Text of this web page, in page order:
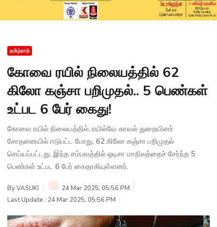
தமிழ்நாடு
கோவை ரயில் நிலையத்தில் 62
கிலோ கஞ்சா பறிமுதல்.. 5 பெண்கள்
உட்பட 6 பேர் கைது!
கோவை ரயில் நிலையத்தில், ரயில்வே காவல் துறையினர்
சோதனையில் ஈடுபட்ட போது, 62 கிலோ கஞ்சா பறிமுதல்
செய்யப்பட்டது. இந்த சம்பவத்தில் ஒடிசா மாநிலத்தைச் சேர்ந்த 5
பெண்கள் உட்பட 6 பேர் கைதாகியுள்ளனர்.
ByVASUKI
24 Mar 2025, 05:56 PM
Last Update : 24 Mar 2025, 05:56 PM